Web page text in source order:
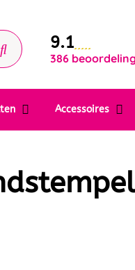
9.1
386
Accessoires
Krijg
Chat